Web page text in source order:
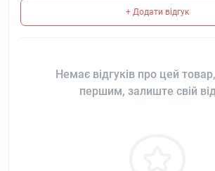
+ Додати відгук
Немає відгуків про цей
першим, залиште свій